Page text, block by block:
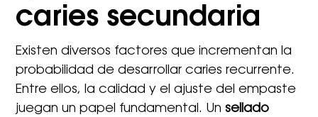
caries secundaria
Existen diversos factores que incrementan la
probabilidad de desarrollar caries recurrente.
Entre ellos, la calidad y el ajuste del empaste
juegan un papel fundamental. Unsellado